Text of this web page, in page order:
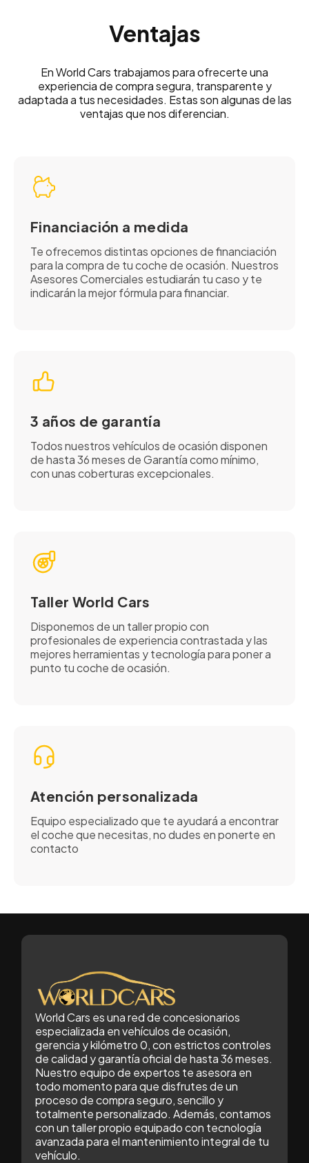
Ventajas
En World Cars trabajamos para ofrecerte una
experiencia de compra segura, transparente y
adaptada a tus necesidades. Estas son algunas de las
ventajas que nos diferencian.
Financiación a medida
Te ofrecemos distintas opciones de financiación
para la compra de tu coche de ocasión. Nuestros
Asesores Comerciales estudiarán tu caso y te
indicarán la mejor fórmula para financiar.
3 años de garantía
Todos nuestros vehículos de ocasión disponen
de hasta 36 meses de Garantía como mínimo,
con unas coberturas excepcionales.
Taller World Cars
Disponemos de un taller propio con
profesionales de experiencia contrastada y las
mejores herramientas y tecnología para poner a
punto tu coche de ocasión.
Atención personalizada
Equipo especializado que te ayudará a encontrar
el coche que necesitas, no dudes en ponerte en
contacto
World Cars es una red de concesionarios
especializada en vehículos de ocasión,
gerencia y kilómetro 0, con estrictos controles
de calidad y garantía oficial de hasta 36 meses.
Nuestro equipo de expertos te asesora en
todo momento para que disfrutes de un
proceso de compra seguro, sencillo y
totalmente personalizado. Además, contamos
con un taller propio equipado con tecnología
avanzada para el mantenimiento integral de tu
vehículo.